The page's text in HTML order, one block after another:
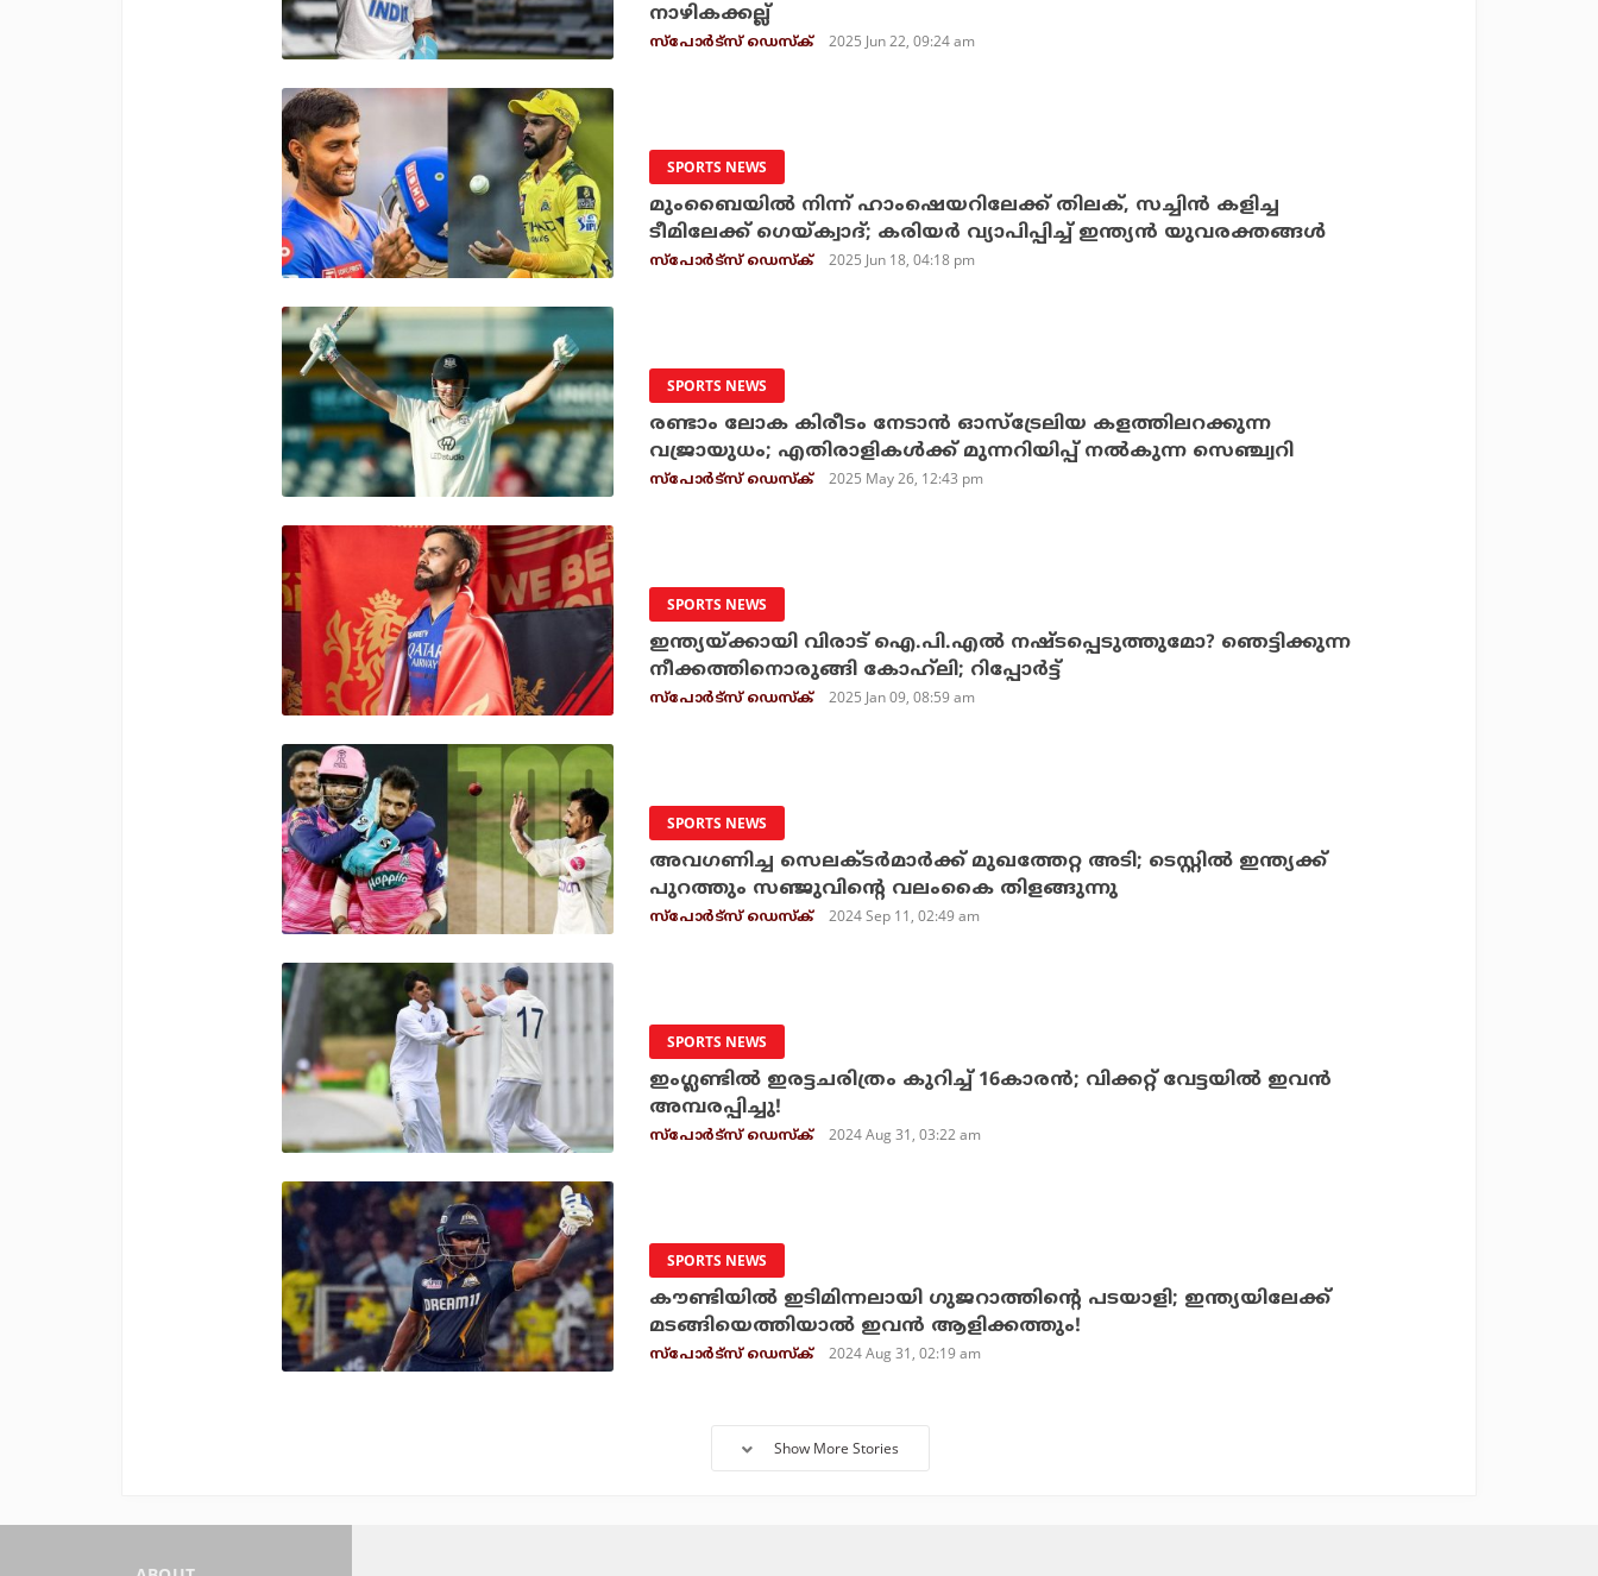
നാഴികക്കല്ല്
സ്പോര്‍ട്സ് ഡെസ്‌ക് 2025 Jun 22, 09:24 am
SPORTS NEWS
മുംബൈയില്‍ നിന്ന് ഹാംഷെയറിലേക്ക് തിലക്, സച്ചിന്‍ കളിച്ച
ടീമിലേക്ക് ഗെയ്ക്വാദ്; കരിയര്‍ വ്യാപിപ്പിച്ച് ഇന്ത്യന്‍ യുവരക്തങ്ങള്‍
സ്പോര്‍ട്സ് ഡെസ്‌ക് 2025 Jun 18, 04:18 pm
SPORTS NEWS
രണ്ടാം ലോക കിരീടം നേടാന്‍ ഓസ്‌ട്രേലിയ കളത്തിലറക്കുന്ന
വജ്രായുധം; എതിരാളികള്‍ക്ക് മുന്നറിയിപ്പ് നല്‍കുന്ന സെഞ്ച്വറി
സ്പോര്‍ട്സ് ഡെസ്‌ക് 2025 May 26, 12:43 pm
SPORTS NEWS
ഇന്ത്യയ്ക്കായി വിരാട് ഐ.പി.എല്‍ നഷ്ടപ്പെടുത്തുമോ? ഞെട്ടിക്കുന്ന
നീക്കത്തിനൊരുങ്ങി കോഹ്‌ലി; റിപ്പോര്‍ട്ട്
സ്പോര്‍ട്സ് ഡെസ്‌ക് 2025 Jan 09, 08:59 am
SPORTS NEWS
അവഗണിച്ച സെലക്ടര്‍മാര്‍ക്ക് മുഖത്തേറ്റ അടി; ടെസ്റ്റില്‍ ഇന്ത്യക്ക്
പുറത്തും സഞ്ജുവിന്റെ വലംകൈ തിളങ്ങുന്നു
സ്പോര്‍ട്സ് ഡെസ്‌ക് 2024 Sep 11, 02:49 am
SPORTS NEWS
ഇംഗ്ലണ്ടില്‍ ഇരട്ടചരിത്രം കുറിച്ച് 16കാരന്‍; വിക്കറ്റ് വേട്ടയില്‍ ഇവന്‍
അമ്പരപ്പിച്ചു!
സ്പോര്‍ട്സ് ഡെസ്‌ക് 2024 Aug 31, 03:22 am
SPORTS NEWS
കൗണ്ടിയില്‍ ഇടിമിന്നലായി ഗുജറാത്തിന്റെ പടയാളി; ഇന്ത്യയിലേക്ക്
മടങ്ങിയെത്തിയാല്‍ ഇവന്‍ ആളിക്കത്തും!
സ്പോര്‍ട്സ് ഡെസ്‌ക് 2024 Aug 31, 02:19 am
Show More Stories